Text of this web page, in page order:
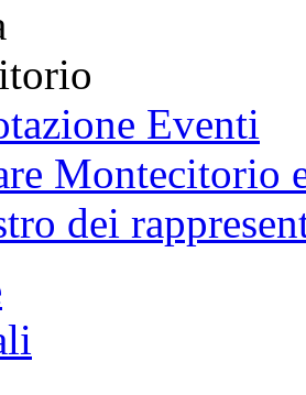
Eventi
Montecitorio
dei